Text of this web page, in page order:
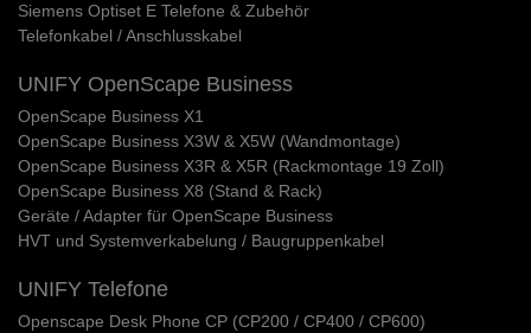
Siemens Optiset E Telefone & Zubehör
Telefonkabel / Anschlusskabel
UNIFY OpenScape Business
OpenScape Business X1
OpenScape Business X3W & X5W (Wandmontage)
OpenScape Business X3R & X5R (Rackmontage 19 Zoll)
OpenScape Business X8 (Stand & Rack)
Geräte / Adapter für OpenScape Business
HVT und Systemverkabelung / Baugruppenkabel
UNIFY Telefone
Openscape Desk Phone CP (CP200 / CP400 / CP600)